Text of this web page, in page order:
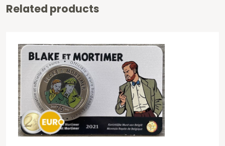
Related products